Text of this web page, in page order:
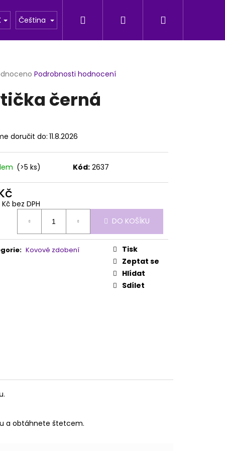
Fotogalerie
Čeština Přihlášení
Podrobnosti hodnocení
černá
doručit do: 11.8.2026
(>5 ks) Kód: 2637
Kč bez DPH
DO KOŠÍKU
: Kovové zdobení
Tisk
Zeptat se
Hlídat
Sdílet
a obtáhnete štetcem.